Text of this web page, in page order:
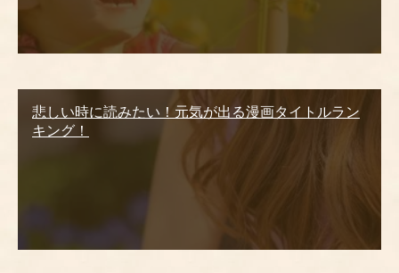
悲しい時に読みたい！元気が出る漫画タイトルラン
キング！